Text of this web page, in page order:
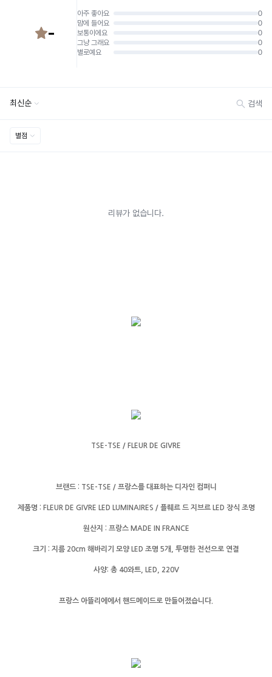
TSE-TSE / FLEUR DE GIVRE
브랜드 : TSE-TSE / 프랑스를 대표하는 디자인 컴퍼니
제품명 : FLEUR DE GIVRE LED LUMINAIRES / 플뤠르 드 지브르 LED 장식 조명
원산지 : 프랑스 MADE IN FRANCE
크기 : 지름 20cm 해바리기 모양 LED 조명 5개, 투명한 전선으로 연결
사양: 총 40와트, LED, 220V
프랑스 아뜰리에에서 핸드메이드로 만들어졌습니다.